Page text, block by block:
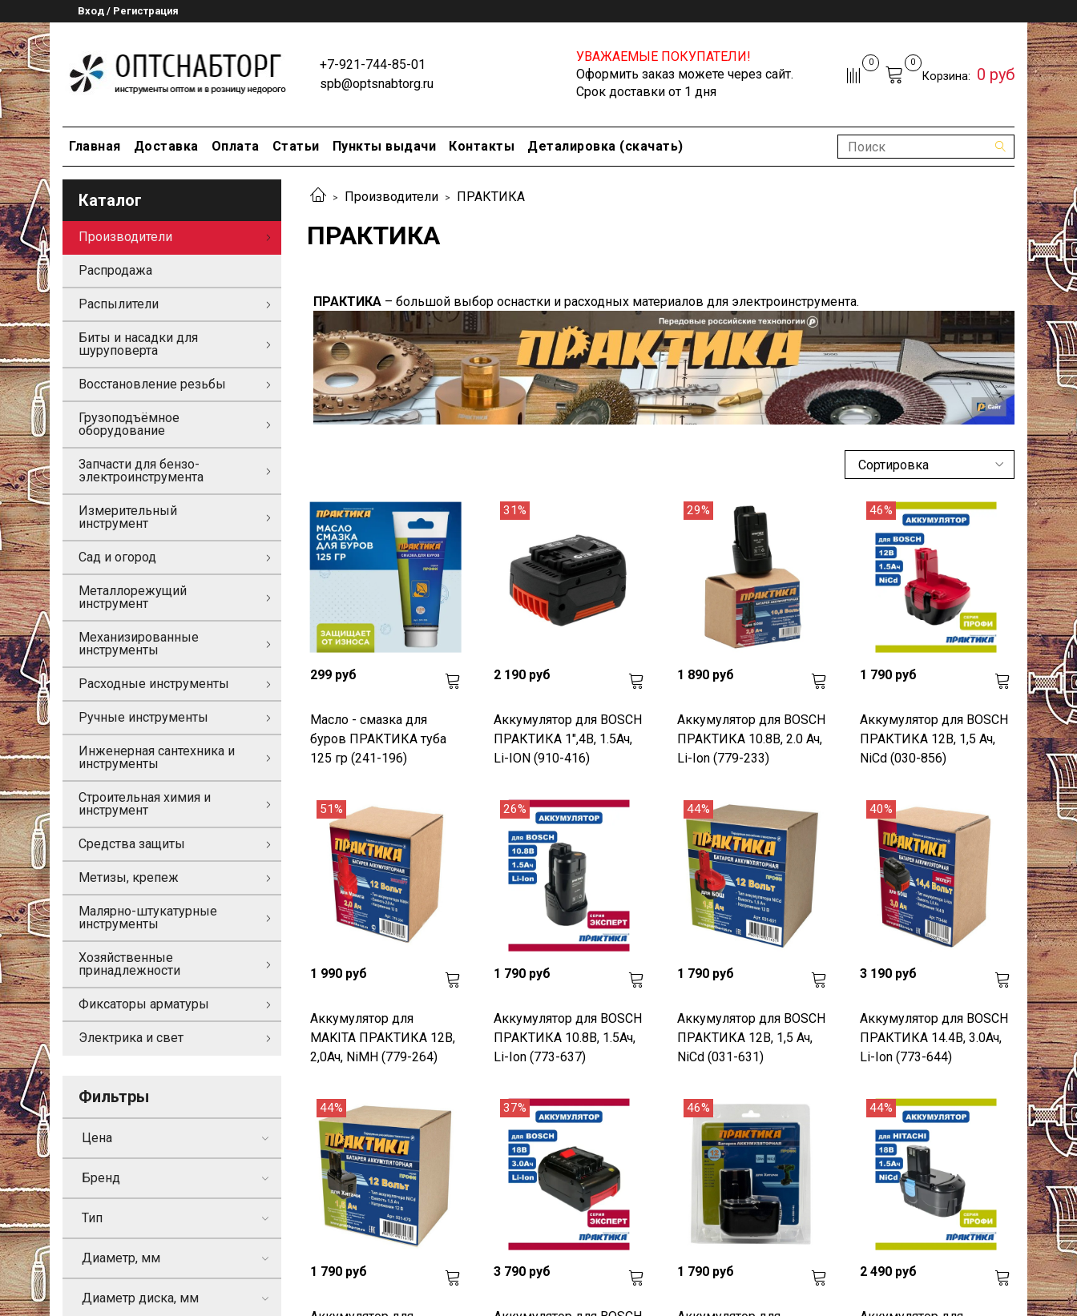
Вход / Регистрация
+7-921-744-85-01
spb@optsnabtorg.ru
УВАЖАЕМЫЕ ПОКУПАТЕЛИ!
Оформить заказ можете через сайт.
Срок доставки от 1 дня
0 0
Корзина: 0 руб
Главная Доставка Оплата Статьи Пункты выдачи Контакты Деталировка (скачать)
Производители ПРАКТИКА
ПРАКТИКА
ПРАКТИКА – большой выбор оснастки и расходных материалов для электроинструмента.
299 руб
Масло - смазка для
буров ПРАКТИКА туба
125 гр (241-196)
31%
2 190 руб
Аккумулятор для BOSCH
ПРАКТИКА 1",4В, 1.5Ач,
Li-ION (910-416)
29%
1 890 руб
Аккумулятор для BOSCH
ПРАКТИКА 10.8В, 2.0 Ач,
Li-Ion (779-233)
46%
1 790 руб
Аккумулятор для BOSCH
ПРАКТИКА 12В, 1,5 Ач,
NiCd (030-856)
51%
1 990 руб
Аккумулятор для
MAKITA ПРАКТИКА 12В,
2,0Ач, NiMH (779-264)
26%
1 790 руб
Аккумулятор для BOSCH
ПРАКТИКА 10.8В, 1.5Ач,
Li-Ion (773-637)
44%
1 790 руб
Аккумулятор для BOSCH
ПРАКТИКА 12В, 1,5 Ач,
NiCd (031-631)
40%
3 190 руб
Аккумулятор для BOSCH
ПРАКТИКА 14.4В, 3.0Ач,
Li-Ion (773-644)
44%
1 790 руб
37%
3 790 руб
46%
1 790 руб
44%
2 490 руб
Каталог
Производители
Распродажа
Распылители
Биты и насадки для
шуруповерта
Восстановление резьбы
Грузоподъёмное
оборудование
Запчасти для бензо-
электроинструмента
Измерительный
инструмент
Сад и огород
Металлорежущий
инструмент
Механизированные
инструменты
Расходные инструменты
Ручные инструменты
Инженерная сантехника и
инструменты
Строительная химия и
инструмент
Средства защиты
Метизы, крепеж
Малярно-штукатурные
инструменты
Хозяйственные
принадлежности
Фиксаторы арматуры
Электрика и свет
Фильтры
Цена
Бренд
Тип
Диаметр, мм
Диаметр диска, мм